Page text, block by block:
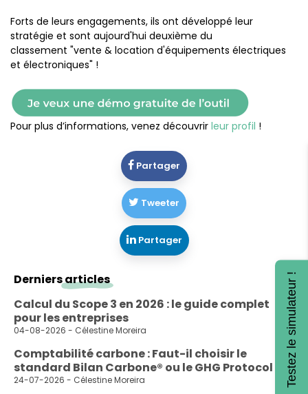
Forts de leurs engagements, ils ont développé leur
stratégie et sont aujourd'hui deuxième du
classement "vente & location d'équipements électriques
et électroniques" !
Pour plus d’informations, venez découvrir leur profil !
Partager
Tweeter
Partager
Derniersarticles
Calcul du Scope 3 en 2026 : le guide complet
pour les entreprises
04-08-2026 - Célestine Moreira
Comptabilité carbone : Faut-il choisir le
standard Bilan Carbone® ou le GHG Protocol ?
24-07-2026 - Célestine Moreira Testez le simulateur !